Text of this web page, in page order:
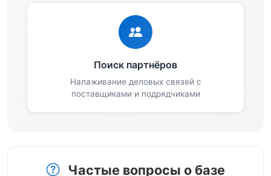
Поиск партнёров
Налаживание деловых связей с
поставщиками и подрядчиками
Частые вопросы о базе